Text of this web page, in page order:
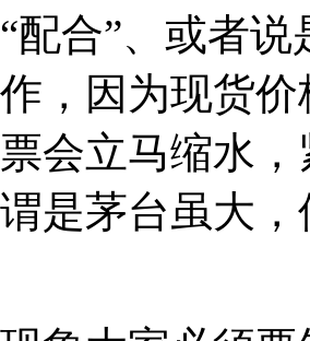
配合”、或者说
，因为现货
会立马缩水
是茅台虽大